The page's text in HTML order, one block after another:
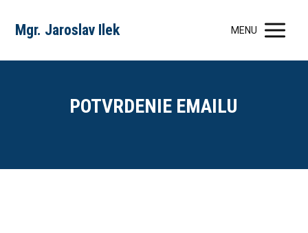
Mgr. Jaroslav Ilek MENU
POTVRDENIE EMAILU